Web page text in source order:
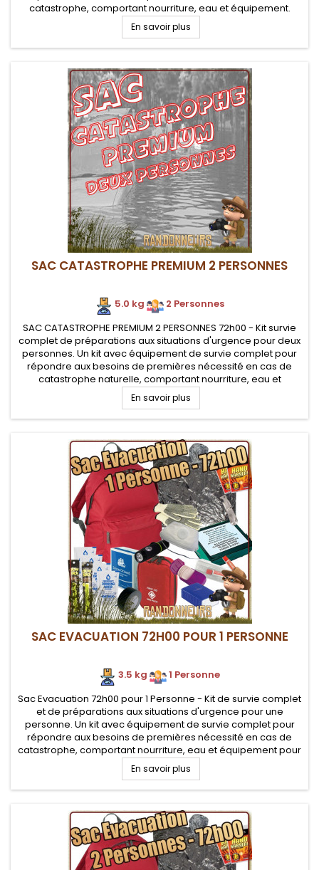
catastrophe, comportant nourriture, eau et équipement.
En savoir plus
SAC CATASTROPHE PREMIUM 2 PERSONNES
5.0 kg . 2 Personnes
SAC CATASTROPHE PREMIUM 2 PERSONNES 72h00 - Kit survie
complet de préparations aux situations d'urgence pour deux
personnes. Un kit avec équipement de survie complet pour
répondre aux besoins de premières nécessité en cas de
catastrophe naturelle, comportant nourriture, eau et
équipement.
En savoir plus
SAC EVACUATION 72H00 POUR 1 PERSONNE
3.5 kg
1 Personne
Sac Evacuation 72h00 pour 1 Personne - Kit de survie complet
et de préparations aux situations d'urgence pour une
personne. Un kit avec équipement de survie complet pour
répondre aux besoins de premières nécessité en cas de
catastrophe, comportant nourriture, eau et équipement pour
une personne
En savoir plus